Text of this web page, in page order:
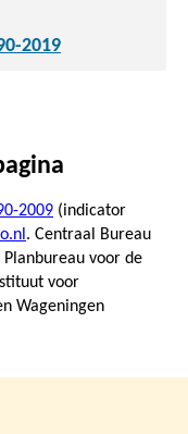
2019
2009 (indicator
. Centraal Bureau
Planbureau voor de
voor
Wageningen